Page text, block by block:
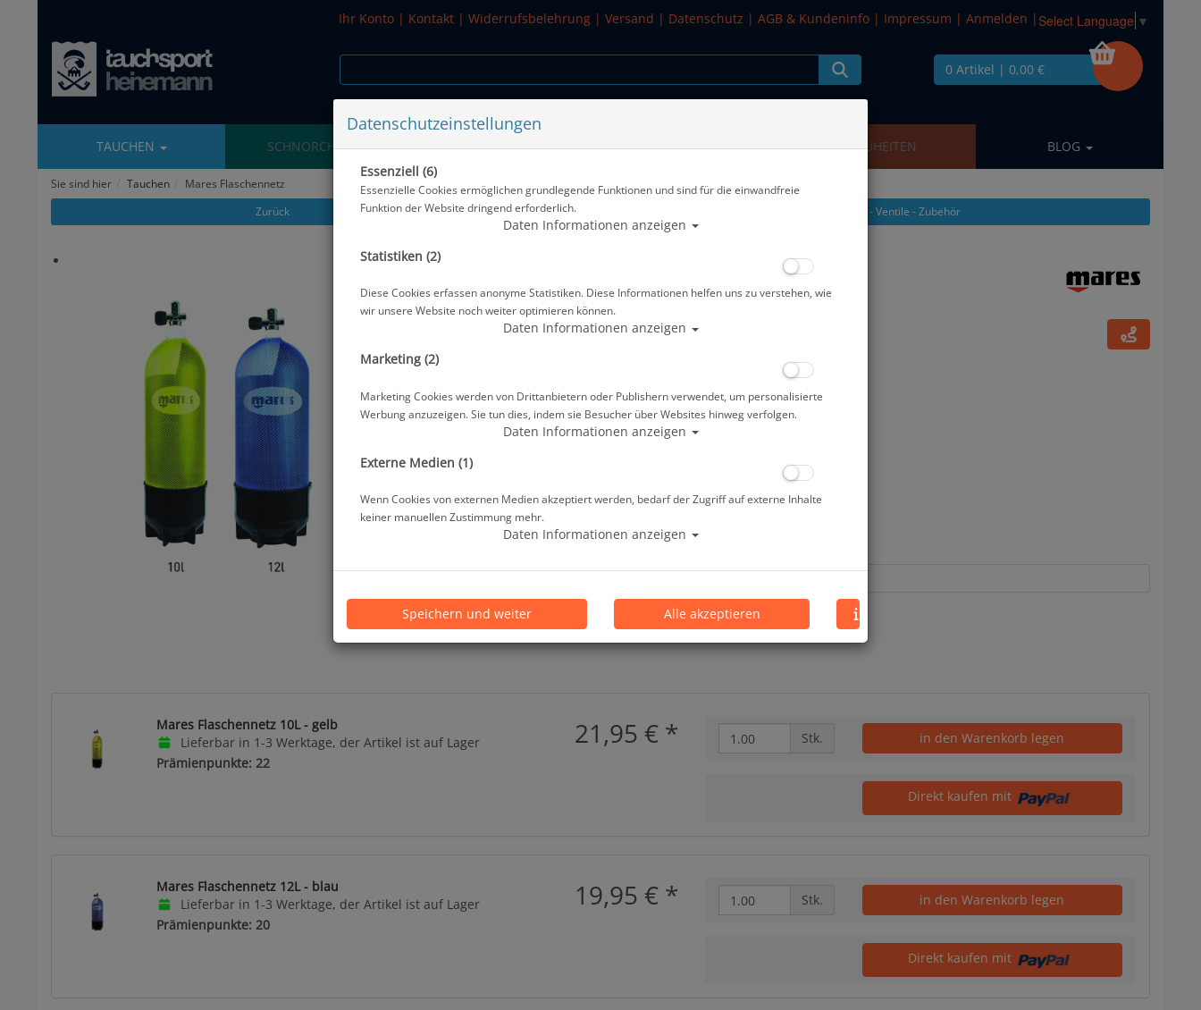
Ihr Konto | Kontakt | Widerrufsbelehrung | Versand | Datenschutz | AGB & Kundeninfo | Impressum | Anmelden | Select Language ▼
0 Artikel | 0,00 €
TAUCHEN SCHNORCHELN WASSERSPORT SALE NEUHEITEN BLOG
Sie sind hier Tauchen
Mares Flaschennetz
Zurück
Alle Artikel zeigen aus: Brücken - Ventile - Zubehör
Artikelnr.: mar-4157master
Herstellerpreis: 15,00 €
Lieferbar in
Mares Flaschennetz 10L - gelb
Lieferbar in 1-3 Werktage, der Artikel ist auf Lager
Prämienpunkte: 22
21,95 € * Stk. in den Warenkorb legen
Direkt kaufen mit
Mares Flaschennetz 12L - blau
Lieferbar in 1-3 Werktage, der Artikel ist auf Lager
Prämienpunkte: 20
19,95 € * Stk. in den Warenkorb legen
Direkt kaufen mit
Datenschutzeinstellungen
Essenziell (6)
Essenzielle Cookies ermöglichen grundlegende Funktionen und sind für die einwandfreie
Funktion der Website dringend erforderlich.
Daten Informationen anzeigen
Statistiken (2)
Diese Cookies erfassen anonyme Statistiken. Diese Informationen helfen uns zu verstehen, wie
wir unsere Website noch weiter optimieren können.
Daten Informationen anzeigen
Marketing (2)
Marketing Cookies werden von Drittanbietern oder Publishern verwendet, um personalisierte
Werbung anzuzeigen. Sie tun dies, indem sie Besucher über Websites hinweg verfolgen.
Daten Informationen anzeigen
Externe Medien (1)
Wenn Cookies von externen Medien akzeptiert werden, bedarf der Zugriff auf externe Inhalte
keiner manuellen Zustimmung mehr.
Daten Informationen anzeigen
Speichern und weiter Alle akzeptieren